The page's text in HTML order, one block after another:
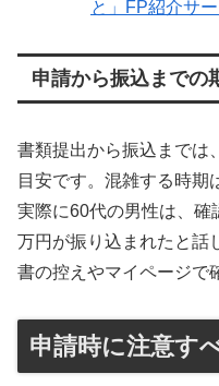
と」FP紹介サ
申請から振込までの
書類提出から振込までは
目安です。混雑する時期
実際に60代の男性は、確
万円が振り込まれたと話
書の控えやマイページで
申請時に注意す